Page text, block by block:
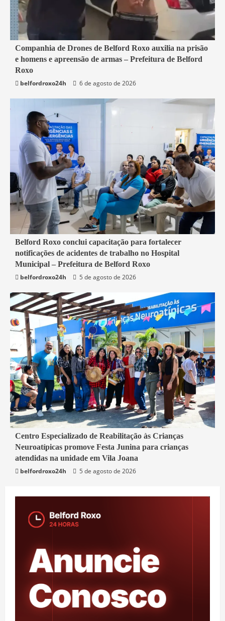
1 min read
Belford Roxo
Companhia de Drones de Belford Roxo auxilia na prisão
e homens e apreensão de armas – Prefeitura de Belford
Roxo
belfordroxo24h
6 de agosto de 2026
2 min read
Belford Roxo
Belford Roxo conclui capacitação para fortalecer
notificações de acidentes de trabalho no Hospital
Municipal – Prefeitura de Belford Roxo
belfordroxo24h
5 de agosto de 2026
3 min read
Belford Roxo
Centro Especializado de Reabilitação às Crianças
Neuroatípicas promove Festa Junina para crianças
atendidas na unidade em Vila Joana
belfordroxo24h
5 de agosto de 2026